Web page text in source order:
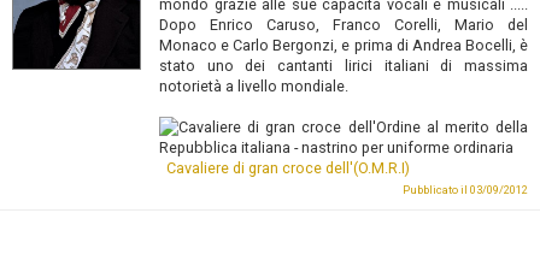
mondo grazie alle sue capacità vocali e musicali ....
Dopo Enrico Caruso, Franco Corelli, Mario del
Monaco e Carlo Bergonzi, e prima di Andrea Bocelli, è
stato uno dei cantanti lirici italiani di massima
notorietà a livello mondiale.
Cavaliere di gran croce dell'(O.M.R.I)
Pubblicato il 03/09/2012